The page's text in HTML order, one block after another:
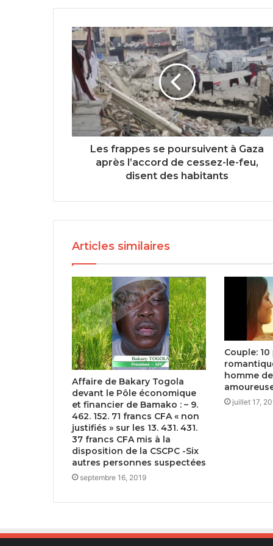
Les frappes se poursuivent à Gaza
après l’accord de cessez-le-feu,
disent des habitants
Articles similaires
Affaire de Bakary Togola
devant le Pôle économique
et financier de Bamako : – 9.
462. 152. 71 francs CFA « non
justifiés » sur les 13. 431. 431.
37 francs CFA mis à la
disposition de la CSCPC -Six
autres personnes suspectées
septembre 16, 2019
Couple:
homme
juillet 17,